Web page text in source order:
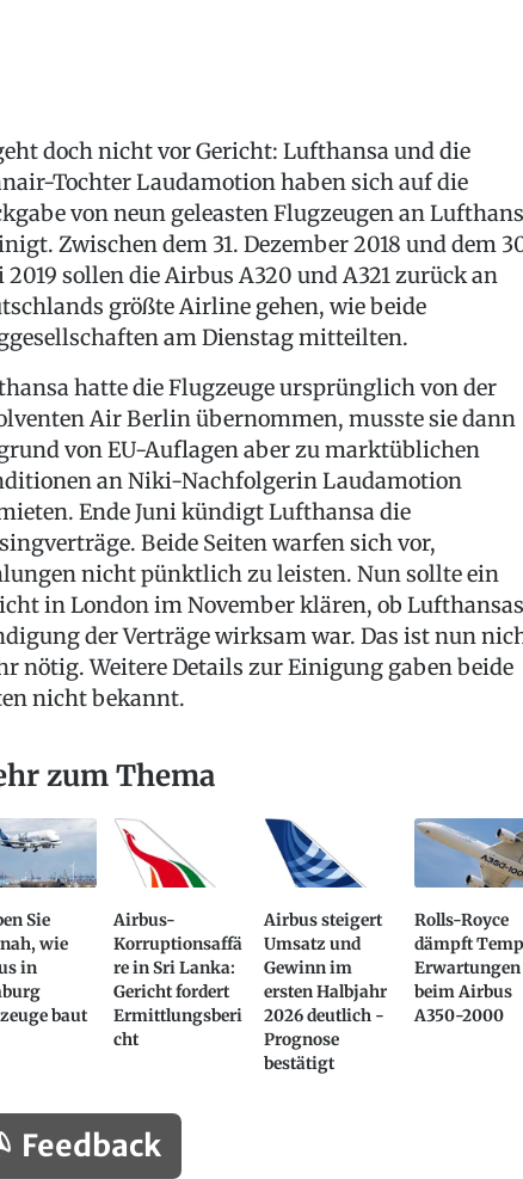
doch nicht vor Gericht: Lufthansa und die
Tochter Laudamotion haben sich auf die
von neun geleasten Flugzeugen an
Zwischen dem 31. Dezember 2018 und dem
2019 sollen die Airbus A320 und A321 zurück an
größte Airline gehen, wie beide
am Dienstag mitteilten.
hatte die Flugzeuge ursprünglich von der
Air Berlin übernommen, musste sie dann
von EU-Auflagen aber zu marktüblichen
an Niki-Nachfolgerin Laudamotion
Ende Juni kündigt Lufthansa die
Beide Seiten warfen sich vor,
nicht pünktlich zu leisten. Nun sollte ein
in London im November klären, ob Lufthansas
der Verträge wirksam war. Das ist nun
nötig. Weitere Details zur Einigung gaben beide
nicht bekannt.
zum Thema
Sie
wie
in
baut
Airbus-
Korruptionsaffä
re in Sri Lanka:
Gericht fordert
Ermittlungsberi
cht
Airbus steigert
Umsatz und
Gewinn im
ersten Halbjahr
2026 deutlich -
Prognose
bestätigt
Rolls-Royce
dämpft
Erwartungen
beim Airbus
A350-2000
Feedback